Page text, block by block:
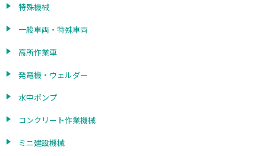
特殊機械
一般車両・特殊車両
高所作業車
発電機・ウェルダー
水中ポンプ
コンクリート作業機械
ミニ建設機械